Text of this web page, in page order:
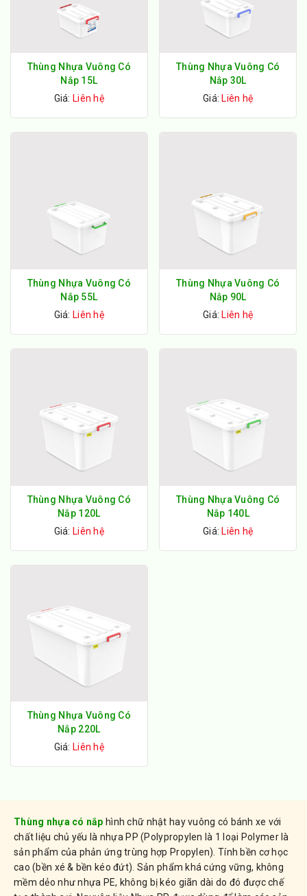
Thùng Nhựa Vuông Có
Nắp 15L
Giá: Liên hệ
Thùng Nhựa Vuông Có
Nắp 30L
Giá: Liên hệ
Thùng Nhựa Vuông Có
Nắp 55L
Giá: Liên hệ
Thùng Nhựa Vuông Có
Nắp 90L
Giá: Liên hệ
Thùng Nhựa Vuông Có
Nắp 120L
Giá: Liên hệ
Thùng Nhựa Vuông Có
Nắp 140L
Giá: Liên hệ
Thùng Nhựa Vuông Có
Nắp 220L
Giá: Liên hệ
Thùng nhựa có nắp hình chữ nhật hay vuông có bánh xe với
chất liệu chủ yếu là nhựa PP (Polypropylen là 1 loại Polymer là
sản phẩm của phản ứng trùng hợp Propylen). Tính bền cơ học
cao (bền xé & bền kéo đứt). Sản phẩm khá cứng vững, không
mềm dẻo như nhựa PE, không bị kéo giãn dài do đó được chế